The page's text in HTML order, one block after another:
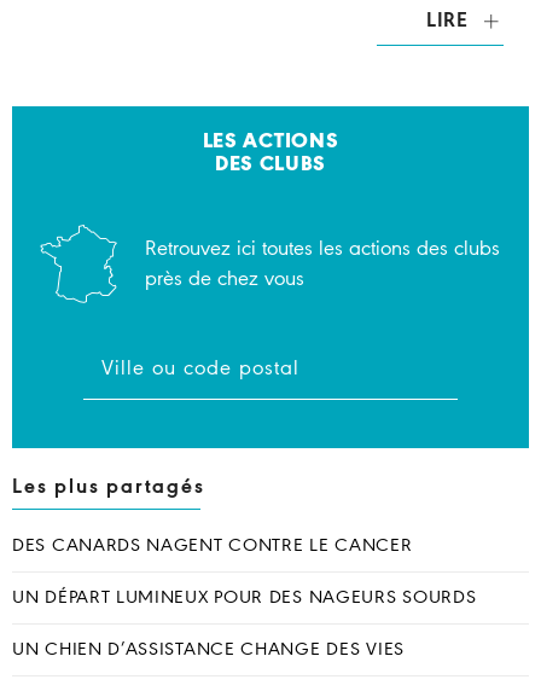
LIRE
LES ACTIONS
DES CLUBS
Retrouvez ici toutes les actions des clubs
près de chez vous
Les plus partagés
DES CANARDS NAGENT CONTRE LE CANCER
UN DÉPART LUMINEUX POUR DES NAGEURS SOURDS
UN CHIEN D’ASSISTANCE CHANGE DES VIES